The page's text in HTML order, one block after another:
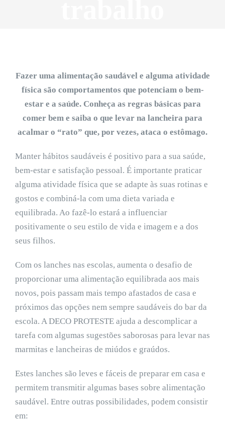
Fazer uma alimentação saudável e alguma atividade
física são comportamentos que potenciam o bem-
estar e a saúde. Conheça as regras básicas para
comer bem e saiba o que levar na lancheira para
acalmar o “rato” que, por vezes, ataca o estômago.
Manter hábitos saudáveis é positivo para a sua saúde,
bem-estar e satisfação pessoal. É importante praticar
alguma atividade física que se adapte às suas rotinas e
gostos e combiná-la com uma dieta variada e
equilibrada. Ao fazê-lo estará a influenciar
positivamente o seu estilo de vida e imagem e a dos
seus filhos.
Com os lanches nas escolas, aumenta o desafio de
proporcionar uma alimentação equilibrada aos mais
novos, pois passam mais tempo afastados de casa e
próximos das opções nem sempre saudáveis do bar da
escola. A DECO PROTESTE ajuda a descomplicar a
tarefa com algumas sugestões saborosas para levar nas
marmitas e lancheiras de miúdos e graúdos.
Estes lanches são leves e fáceis de preparar em casa e
permitem transmitir algumas bases sobre alimentação
saudável. Entre outras possibilidades, podem consistir
em: